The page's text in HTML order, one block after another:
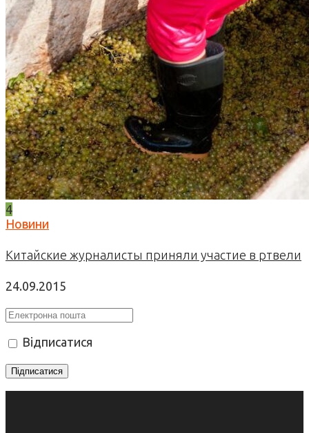
4
Новини
Китайские журналисты приняли участие в ртвели
24.09.2015
Відписатися